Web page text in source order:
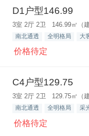
D1户型146.99
3室 2厅 2卫 146.99㎡（建
南北通透 全明格局 大
价格待定
C4户型129.75
3室 2厅 2卫 129.75㎡（建
南北通透 全明格局 采
价格待定